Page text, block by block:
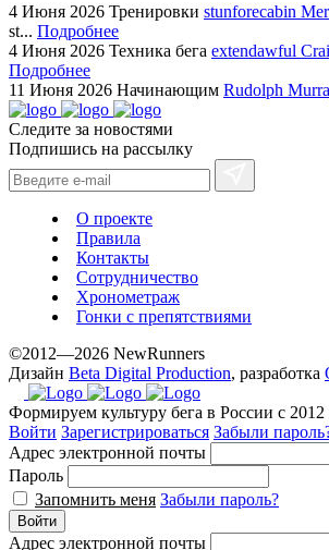
4 Июня 2026 Тренировки stunforecabin
st... Подробнее
4 Июня 2026 Техника бега extendawful
Подробнее
11 Июня 2026 Начинающим Rudolph
Следите за новостями
Подпишись на рассылку
О проекте
Правила
Контакты
Сотрудничество
Хронометраж
Гонки с препятствиями
©2012—2026 NewRunners
Дизайн Beta Digital Production, разработка
Формируем культуру бега в России с 2012
Войти Зарегистрироваться Забыли
Адрес электронной почты
Пароль
Запомнить меня Забыли пароль?
Войти
Адрес электронной почты